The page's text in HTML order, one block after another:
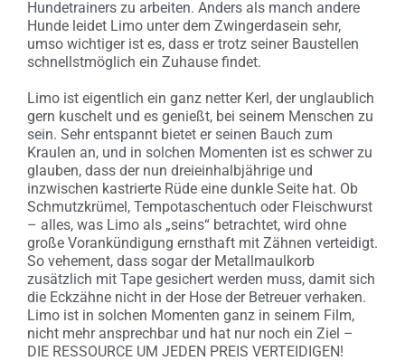
Hundetrainers zu arbeiten. Anders als manch andere
Hunde leidet Limo unter dem Zwingerdasein sehr,
umso wichtiger ist es, dass er trotz seiner Baustellen
schnellstmöglich ein Zuhause findet.
Limo ist eigentlich ein ganz netter Kerl, der unglaublich
gern kuschelt und es genießt, bei seinem Menschen zu
sein. Sehr entspannt bietet er seinen Bauch zum
Kraulen an, und in solchen Momenten ist es schwer zu
glauben, dass der nun dreieinhalbjährige und
inzwischen kastrierte Rüde eine dunkle Seite hat. Ob
Schmutzkrümel, Tempotaschentuch oder Fleischwurst
– alles, was Limo als „seins“ betrachtet, wird ohne
große Vorankündigung ernsthaft mit Zähnen verteidigt.
So vehement, dass sogar der Metallmaulkorb
zusätzlich mit Tape gesichert werden muss, damit sich
die Eckzähne nicht in der Hose der Betreuer verhaken.
Limo ist in solchen Momenten ganz in seinem Film,
nicht mehr ansprechbar und hat nur noch ein Ziel –
DIE RESSOURCE UM JEDEN PREIS VERTEIDIGEN!